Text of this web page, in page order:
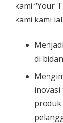
kami “Your
kami kami
di
inovasi
produk